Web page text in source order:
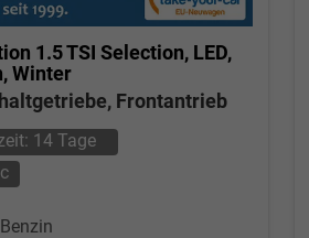
1.5 TSI Selection, LED,
Winter
Frontantrieb
14 Tage
Benzin